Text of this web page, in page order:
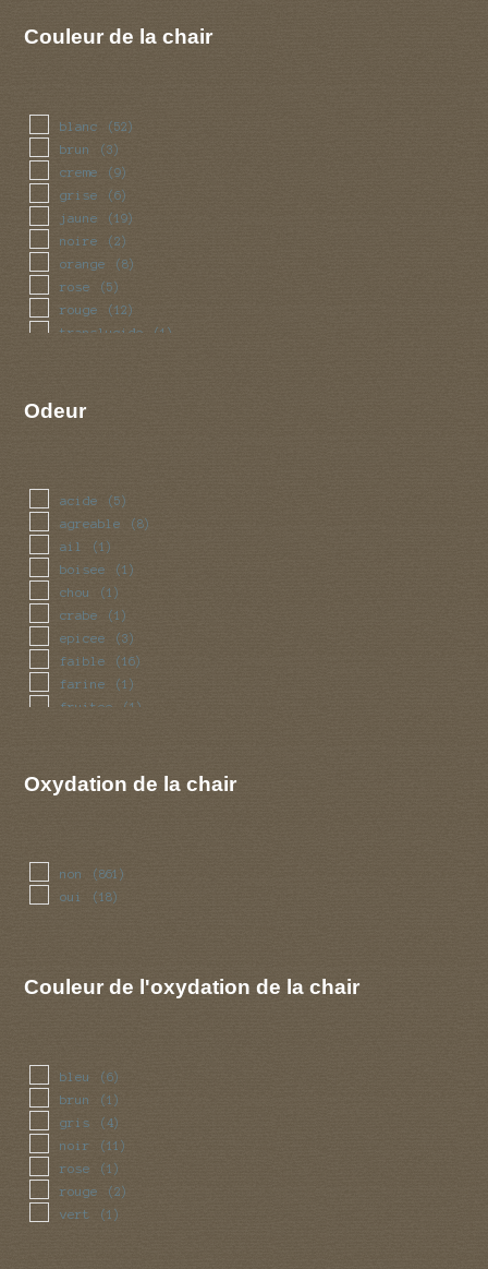
Couleur de la chair
blanc (52)
brun (3)
creme (9)
grise (6)
jaune (19)
noire (2)
orange (8)
rose (5)
rouge (12)
translucide (1)
Odeur
acide (5)
agreable (8)
ail (1)
boisee (1)
chou (1)
crabe (1)
epicee (3)
faible (16)
farine (1)
fruitee (1)
rave (1)
Oxydation de la chair
non (861)
oui (18)
Couleur de l'oxydation de la chair
bleu (6)
brun (1)
gris (4)
noir (11)
rose (1)
rouge (2)
vert (1)